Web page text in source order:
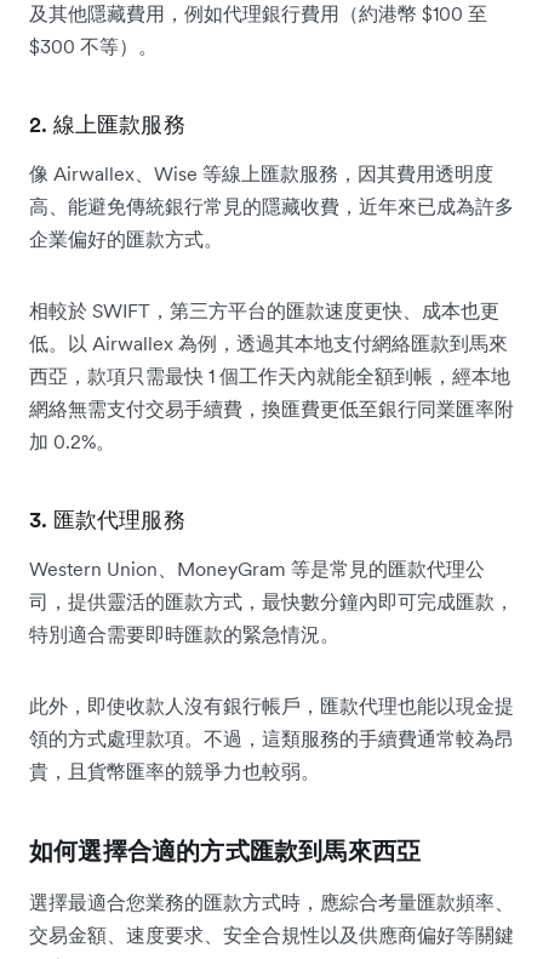
及其他隱藏費用，例如代理銀行費用（約港幣 $100 至
$300 不等）。
2. 線上匯款服務
像 Airwallex、Wise 等線上匯款服務，因其費用透明度
高、能避免傳統銀行常見的隱藏收費，近年來已成為許多
企業偏好的匯款方式。
相較於 SWIFT，第三方平台的匯款速度更快、成本也更
低。以 Airwallex 為例，透過其本地支付網絡匯款到馬來
西亞，款項只需最快 1 個工作天內就能全額到帳，經本地
網絡無需支付交易手續費，換匯費更低至銀行同業匯率附
加 0.2%。
3. 匯款代理服務
Western Union、MoneyGram 等是常見的匯款代理公
司，提供靈活的匯款方式，最快數分鐘內即可完成匯款，
特別適合需要即時匯款的緊急情況。
此外，即使收款人沒有銀行帳戶，匯款代理也能以現金提
領的方式處理款項。不過，這類服務的手續費通常較為昂
貴，且貨幣匯率的競爭力也較弱。
如何選擇合適的方式匯款到馬來西亞
選擇最適合您業務的匯款方式時，應綜合考量匯款頻率、
交易金額、速度要求、安全合規性以及供應商偏好等關鍵